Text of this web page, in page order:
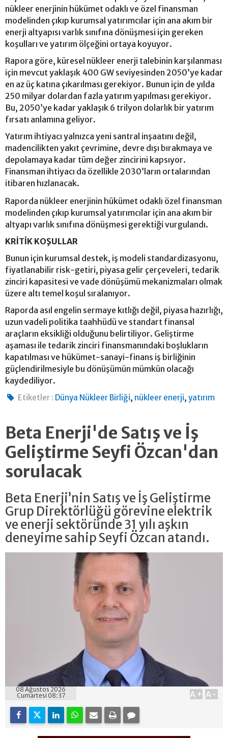
nükleer enerjinin hükümet odaklı ve özel finansman
modelinden çıkıp kurumsal yatırımcılar için ana akım bir
enerji altyapısı varlık sınıfına dönüşmesi için gereken
koşulları ve yatırım ölçeğini ortaya koyuyor.
Rapora göre, küresel nükleer enerji talebinin karşılanması
için mevcut yaklaşık 400 GW seviyesinden 2050’ye kadar
en az üç katına çıkarılması gerekiyor. Bunun için de yılda
250 milyar dolardan fazla yatırım yapılması gerekiyor.
Bu, 2050’ye kadar yaklaşık 6 trilyon dolarlık bir yatırım
fırsatı anlamına geliyor.
Yatırım ihtiyacı yalnızca yeni santral inşaatını değil,
madencilikten yakıt çevrimine, devre dışı bırakmaya ve
depolamaya kadar tüm değer zincirini kapsıyor.
Finansman ihtiyacı da özellikle 2030’ların ortalarından
itibaren hızlanacak.
Raporda nükleer enerjinin hükümet odaklı özel finansman
modelinden çıkıp kurumsal yatırımcılar için ana akım bir
altyapı varlık sınıfına dönüşmesi gerektiği vurgulandı.
KRİTİK KOŞULLAR
Bunun için kurumsal destek, iş modeli standardizasyonu,
fiyatlanabilir risk-getiri, piyasa gelir çerçeveleri, tedarik
zinciri kapasitesi ve vade dönüşümü mekanizmaları olmak
üzere altı temel koşul sıralanıyor.
Raporda asıl engelin sermaye kıtlığı değil, piyasa hazırlığı,
uzun vadeli politika taahhüdü ve standart finansal
araçların eksikliği olduğunu belirtiliyor. Geliştirme
aşaması ile tedarik zinciri finansmanındaki boşlukların
kapatılması ve hükümet-sanayi-finans iş birliğinin
güçlendirilmesiyle bu dönüşümün mümkün olacağı
kaydediliyor.
Etiketler : Dünya Nükleer Birliği, nükleer enerji,yatırım
Beta Enerji'de Satış ve İş
Geliştirme Seyfi Özcan'dan
sorulacak
Beta Enerji’nin Satış ve İş Geliştirme
Grup Direktörlüğü görevine elektrik
ve enerji sektöründe 31 yılı aşkın
deneyime sahip Seyfi Özcan atandı.
08 Ağustos 2026
Cumartesi 08:37
A+ A-